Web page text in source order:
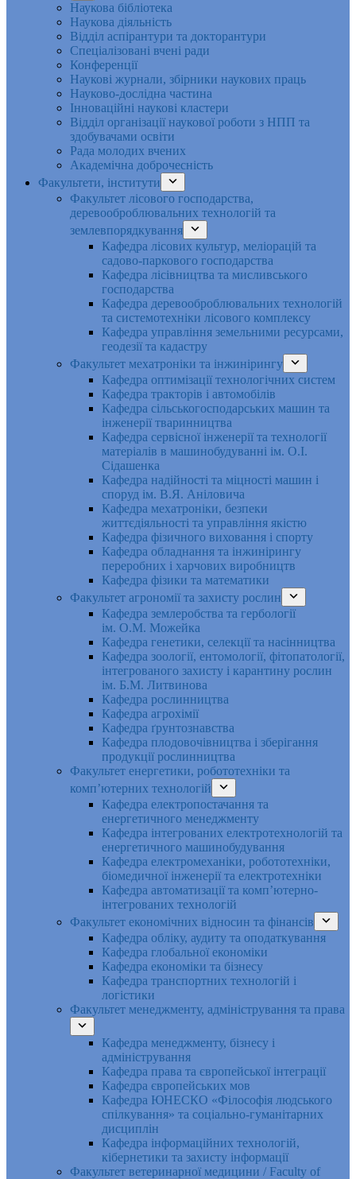
Наукова бібліотека
Наукова діяльність
Відділ аспірантури та докторантури
Спеціалізовані вчені ради
Конференції
Наукові журнали, збірники наукових праць
Науково-дослідна частина
Інноваційні наукові кластери
Відділ організації наукової роботи з НПП та
здобувачами освіти
Рада молодих вчених
Академічна доброчесність
Факультети, інститути
Факультет лісового господарства,
деревооброблювальних технологій та
землевпорядкування
Кафедра лісових культур, меліорацій та
садово-паркового господарства
Кафедра лісівництва та мисливського
господарства
Кафедра деревооброблювальних технологій
та системотехніки лісового комплексу
Кафедра управління земельними ресурсами,
геодезії та кадастру
Факультет мехатроніки та інжинірингу
Кафедра оптимізації технологічних систем
Кафедра тракторів і автомобілів
Кафедра сільськогосподарських машин та
інженерії тваринництва
Кафедра cервісної інженерії та технології
матеріалів в машинобудуванні ім. О.І.
Сідашенка
Кафедра надійності та міцності машин і
споруд ім. В.Я. Аніловича
Кафедра мехатроніки, безпеки
життєдіяльності та управління якістю
Кафедра фізичного виховання і спорту
Кафедра обладнання та інжинірингу
переробних і харчових виробництв
Кафедра фізики та математики
Факультет агрономії та захисту рослин
Кафедра землеробства та гербології
ім. О.М. Можейка
Кафедра генетики, селекції та насінництва
Кафедра зоології, ентомології, фітопатології,
інтегрованого захисту і карантину рослин
ім. Б.М. Литвинова
Кафедра рослинництва
Кафедра агрохімії
Кафедра ґрунтознавства
Кафедра плодовочівництва і зберігання
продукції рослинництва
Факультет енергетики, робототехніки та
комп’ютерних технологій
Кафедра електропостачання та
енергетичного менеджменту
Кафедра інтегрованих електротехнологій та
енергетичного машинобудування
Кафедра електромеханіки, робототехніки,
біомедичної інженерії та електротехніки
Кафедра автоматизації та комп’ютерно-
інтегрованих технологій
Факультет економічних відносин та фінансів
Кафедра обліку, аудиту та оподаткування
Кафедра глобальної економіки
Кафедра економіки та бізнесу
Кафедра транспортних технологій і
логістики
Факультет менеджменту, адміністрування та права
Кафедра менеджменту, бізнесу і
адміністрування
Кафедра права та європейської інтеграції
Кафедра європейських мов
Кафедра ЮНЕСКО «Філософія людського
спілкування» та соціально-гуманітарних
дисциплін
Кафедра інформаційних технологій,
кібернетики та захисту інформації
Факультет ветеринарної медицини / Faculty of